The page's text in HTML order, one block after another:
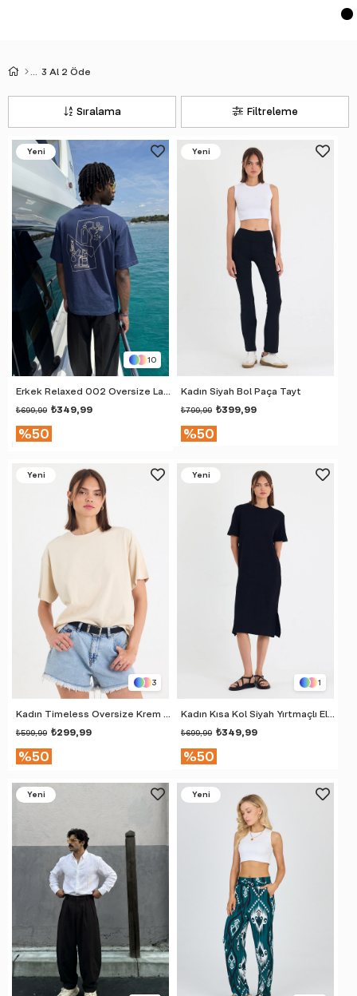
3 Al 2 Öde
Filtreleme
Sıralama
10
₺349,99
₺699,99
%50
Yeni
Kadın Siyah Bol Paça Tayt
₺399,99
₺799,99
%50
Yeni
3
Kadın Timeless Oversize Krem T-Shirt
₺299,99
₺599,99
%50
Yeni
1
Kadın Kısa Kol Siyah Yırtmaçlı Elbise
₺349,99
₺699,99
%50
Yeni
Yeni
Yeni